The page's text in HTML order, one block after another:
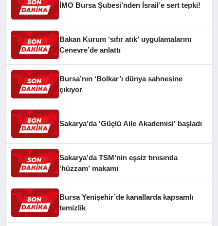
İMO Bursa Şubesi’nden İsrail’e sert tepki!
Bakan Kurum ‘sıfır atık’ uygulamalarını
Cenevre’de anlattı
Bursa’nın ‘Bolkar’ı dünya sahnesine
çıkıyor
Sakarya’da ‘Güçlü Aile Akademisi’ başladı
Sakarya’da TSM’nin eşsiz tınısında
‘hüzzam’ makamı
Bursa Yenişehir’de kanallarda kapsamlı
temizlik